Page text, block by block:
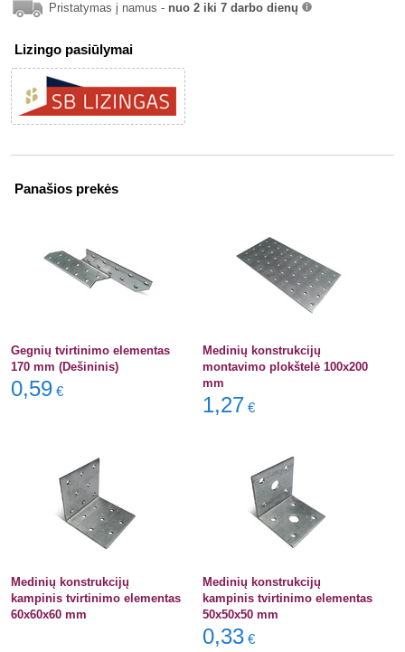
Pristatymas į namus - nuo 2 iki 7 darbo dienų
Lizingo pasiūlymai
Panašios prekės
Gegnių tvirtinimo elementas
170 mm (Dešininis)
0,59 €
Medinių konstrukcijų
montavimo plokštelė 100x200
mm
1,27 €
Medinių konstrukcijų
kampinis tvirtinimo elementas
60x60x60 mm
Medinių konstrukcijų
kampinis tvirtinimo elementas
50x50x50 mm
0,33 €